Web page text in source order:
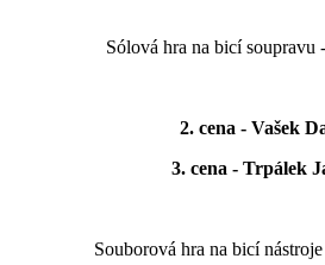
Sólová hra na bicí soupravu
2. cena - Vašek
3. cena - Trpálek
Souborová hra na bicí